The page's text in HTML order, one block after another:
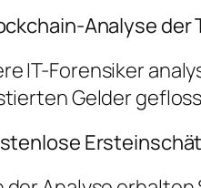
Analyse der
IT-Forensiker
Gelder